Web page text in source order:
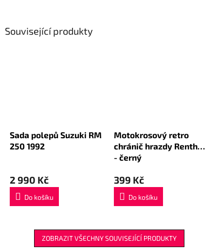
Související produkty
Sada polepů Suzuki RM
250 1992
2 990 Kč
Do košíku
Motokrosový retro
chránič hrazdy Renthal
- černý
399 Kč
Do košíku
ZOBRAZIT VŠECHNY SOUVISEJÍCÍ PRODUKTY